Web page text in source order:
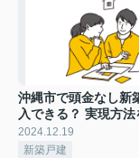
沖縄市で頭金なし新
入できる？ 実現方法
2024.12.19
新築戸建